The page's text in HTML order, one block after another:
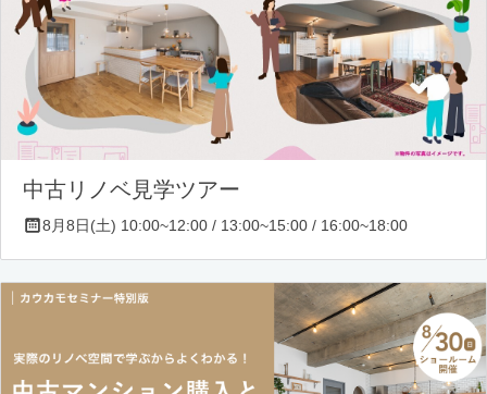
中古リノベ見学ツアー
8月8日(土) 10:00~12:00 / 13:00~15:00 / 16:00~18:00